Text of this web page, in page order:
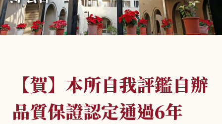
【賀】本所自我評鑑自辦
品質保證認定通過6年